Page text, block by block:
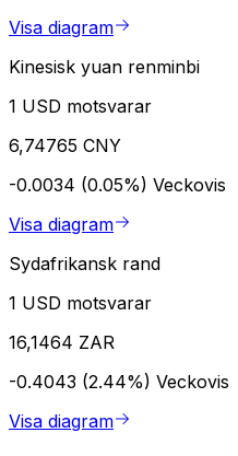
Visa diagram
Kinesisk yuan renminbi
1 USD motsvarar
6,74765 CNY
-0.0034 (0.05%) Veckovis
Visa diagram
Sydafrikansk rand
1 USD motsvarar
16,1464 ZAR
-0.4043 (2.44%) Veckovis
Visa diagram